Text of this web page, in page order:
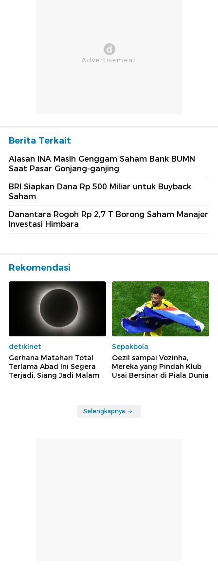
Berita Terkait
Alasan INA Masih Genggam Saham Bank BUMN
Saat Pasar Gonjang-ganjing
BRI Siapkan Dana Rp 500 Miliar untuk Buyback
Saham
Danantara Rogoh Rp 2,7 T Borong Saham Manajer
Investasi Himbara
Rekomendasi
detikInet
Gerhana Matahari Total
Terlama Abad Ini Segera
Terjadi, Siang Jadi Malam
Sepakbola
Oezil sampai Vozinha,
Mereka yang Pindah Klub
Usai Bersinar di Piala Dunia
Selengkapnya